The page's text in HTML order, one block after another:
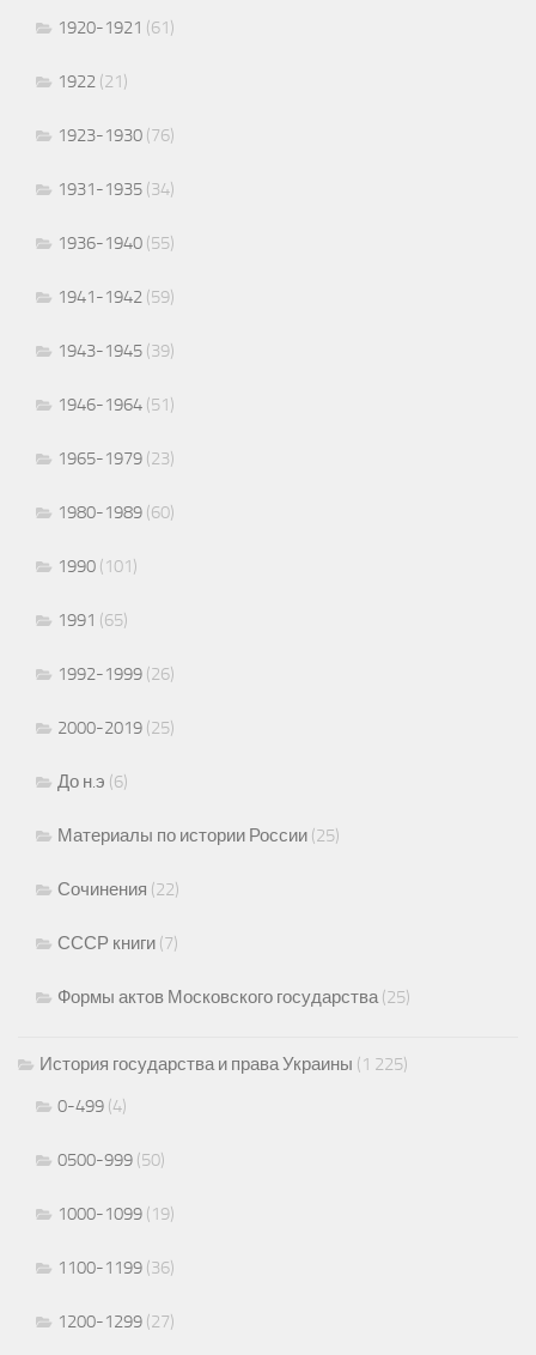
1920-1921 (61)
1922 (21)
1923-1930 (76)
1931-1935 (34)
1936-1940 (55)
1941-1942 (59)
1943-1945 (39)
1946-1964 (51)
1965-1979 (23)
1980-1989 (60)
1990 (101)
1991 (65)
1992-1999 (26)
2000-2019 (25)
До н.э (6)
Материалы по истории России (25)
Сочинения (22)
СССР книги (7)
Формы актов Московского государства(25)
История государства и права Украины (1 225)
0-499 (4)
0500-999 (50)
1000-1099 (19)
1100-1199 (36)
1200-1299 (27)